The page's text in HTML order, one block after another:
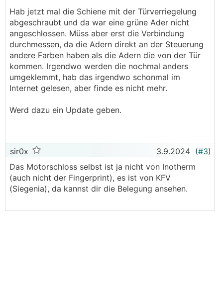
Hab jetzt mal die Schiene mit der Türverriegelung
abgeschraubt und da war eine grüne Ader nicht
angeschlossen. Müss aber erst die Verbindung
durchmessen, da die Adern direkt an der Steuerung
andere Farben haben als die Adern die von der Tür
kommen. Irgendwo werden die nochmal anders
umgeklemmt, hab das irgendwo schonmal im
Internet gelesen, aber finde es nicht mehr.
Werd dazu ein Update geben.
sir0x 3.9.2024 (#3)
Das Motorschloss selbst ist ja nicht von Inotherm
(auch nicht der Fingerprint), es ist von KFV
(Siegenia), da kannst dir die Belegung ansehen.